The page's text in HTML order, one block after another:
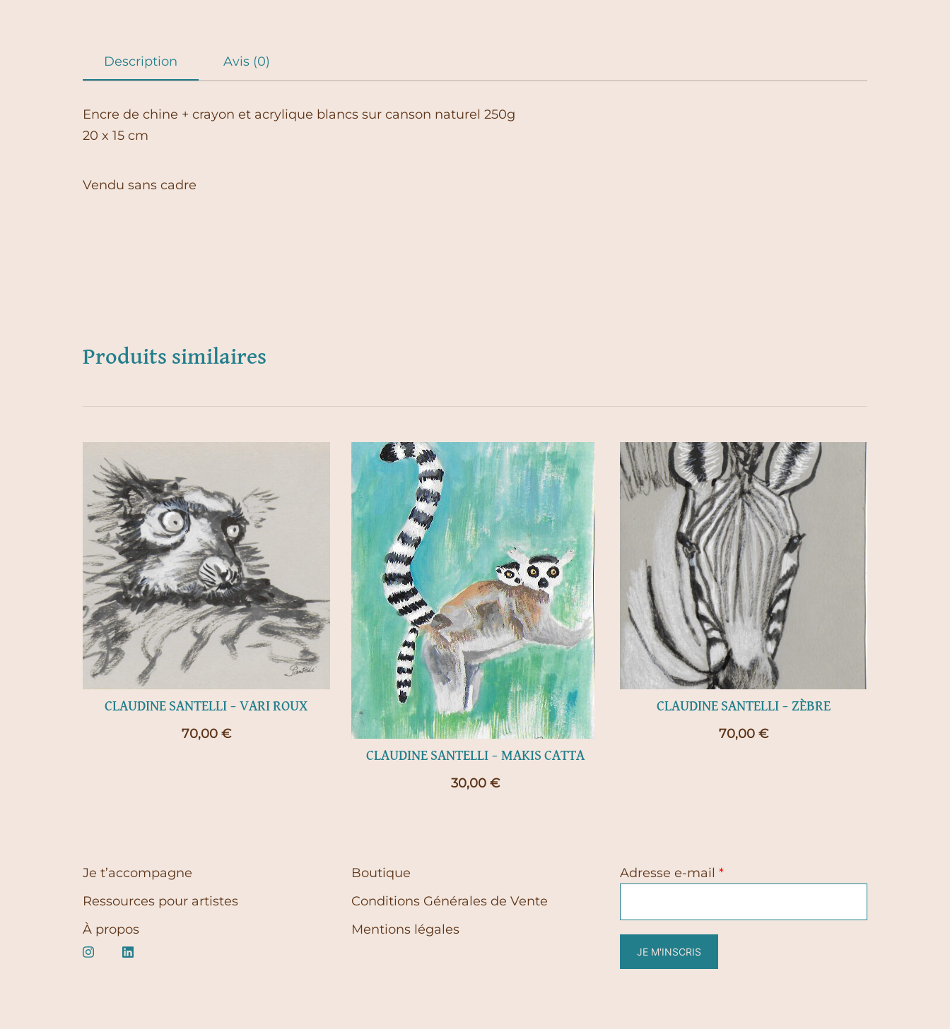
Description Avis (0)
Encre de chine + crayon et acrylique blancs sur canson naturel 250g
20 x 15 cm
Vendu sans cadre
Produits similaires
CLAUDINE SANTELLI – VARI ROUX
70,00 €
CLAUDINE SANTELLI – MAKIS CATTA
30,00 €
CLAUDINE SANTELLI – ZÈBRE
70,00 €
Je t’accompagne
Ressources pour artistes
À propos
Boutique
Conditions Générales de Vente
Mentions légales
Adresse e-mail *
JE M'INSCRIS